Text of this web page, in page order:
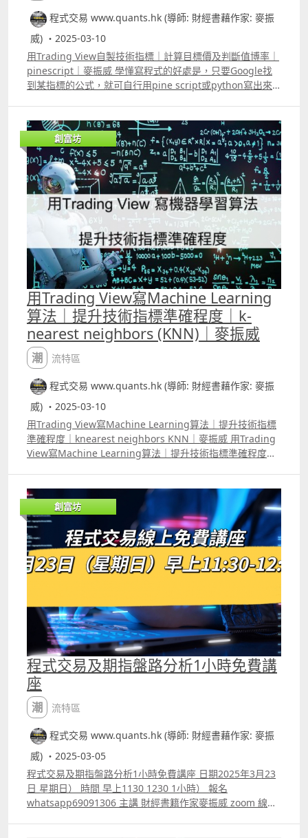
略，但有時候1分鐘圖、5分鐘圖的訊號配合，股價便已上
升，但有時候則確實要四個timeframe的訊號也配合才算準
確，原因就是市場的波幅會不斷變化，透過「動態」的方式
去計算毎個timeframe的訊號權重應多大，整個策略的效果
就會有很大的不同。
程式交易 www.quants.hk (導師: 財經書藉作家: 麥振
威) ・2025-03-10
用Trading View自製技術指標｜計算目標價及判斷值博率｜
pinescript｜麥振威 學懂寫程式的好處是，只要Google找
到某指標的公式，就可自行用pine script或python寫出來
script寫出來的，而個人所寫的代碼也可看到，計算指標的
方與坊間的有所分別。 首先指標可以給使用者計算目標價，
例如RSI在50的時候，預早知道知道若RSI升到70，股價會升
至多少。如影片中的兩隻股份，一隻的潛在升幅達一成以
上，另一隻的潛在升幅則只有約2%，前者自然應視作首選。
此外，指標更能進一步協助使用者判斷，當RSI升至所謂的
「超買區」後，究竟股價是否仍有力再上。 指標的代碼在
Youtube的留言區
創富坊
用Trading View寫Machine Learning
算法｜提升技術指標準確程度｜k-
nearest neighbors (KNN)｜麥振威
潮流特區
程式交易 www.quants.hk (導師: 財經書藉作家: 麥振
威) ・2025-03-10
用Trading View寫Machine Learning算法｜提升技術指標
準確程度｜knearest neighbors KNN｜麥振威 用Trading
View寫Machine Learning算法｜提升技術指標準確程度｜
但其實當大家學習機器學習Machine Learning的知識時，
必定會接觸到這套演算法，大部份人會用Python的sklearn
來寫這個演算法，但其實Trading View的pine script也可寫
到。 KNN算法其實對大家研究交易策略時很有幫助，例如
你用任何的技術指標，可能都會遇到一個問題，同一樣的準
則，今日與昨日會有所不同，例如昨日RSI跌至30後就會反
入，還上先急跌後反彈，可能你已經止蝕離場，而KNN算法
就能佷大程度協助你解決這類問題。
創富坊
程式交易及期指盤路分析1小時免費講
座
潮流特區
程式交易 www.quants.hk (導師: 財經書藉作家: 麥振
威) ・2025-03-05
程式交易及期指盤路分析1小時免費講座 日期2025年3月23
日 星期日） 時間 早上1130 1230 1小時） 報名
whatsapp69091306 主講 財經書籍作家麥振威 zoom 線上